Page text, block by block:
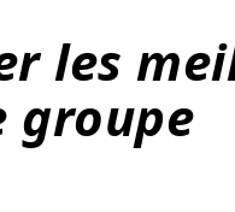
les
groupe